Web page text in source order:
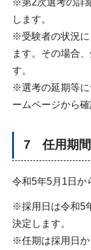
※第2次選考の詳
します。
※受験者の状況に
ます。その場合
す。
※選考の延期等に
ームページから
7 任用期間
令和5年5月1日か
※採用日は令和5
決定します。
※任期は採用日